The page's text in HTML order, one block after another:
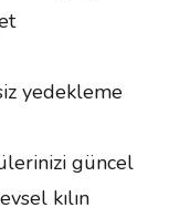
yedekleme
güncel
kılın